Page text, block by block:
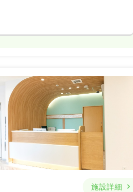
施設詳細